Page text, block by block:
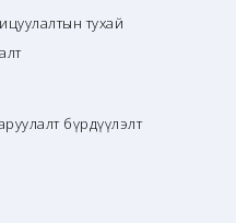
тухай
бүрдүүлэлт